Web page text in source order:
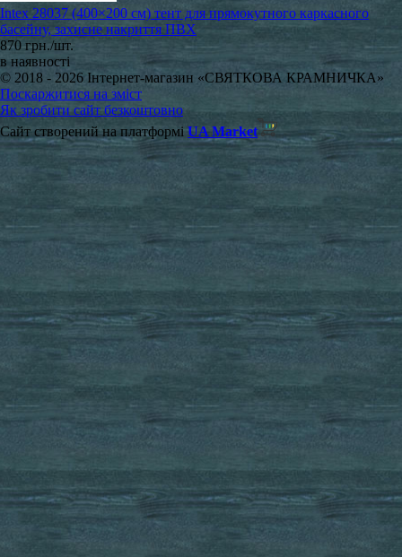
Intex 28037 (400×200 см) тент для прямокутного каркасного
басейну, захисне накриття ПВХ
870 грн./шт.
в наявності
© 2018 - 2026 Інтернет-магазин «СВЯТКОВА КРАМНИЧКА»
Поскаржитися на зміст
Як зробити сайт безкоштовно
Сайт створений на платформіUA Market